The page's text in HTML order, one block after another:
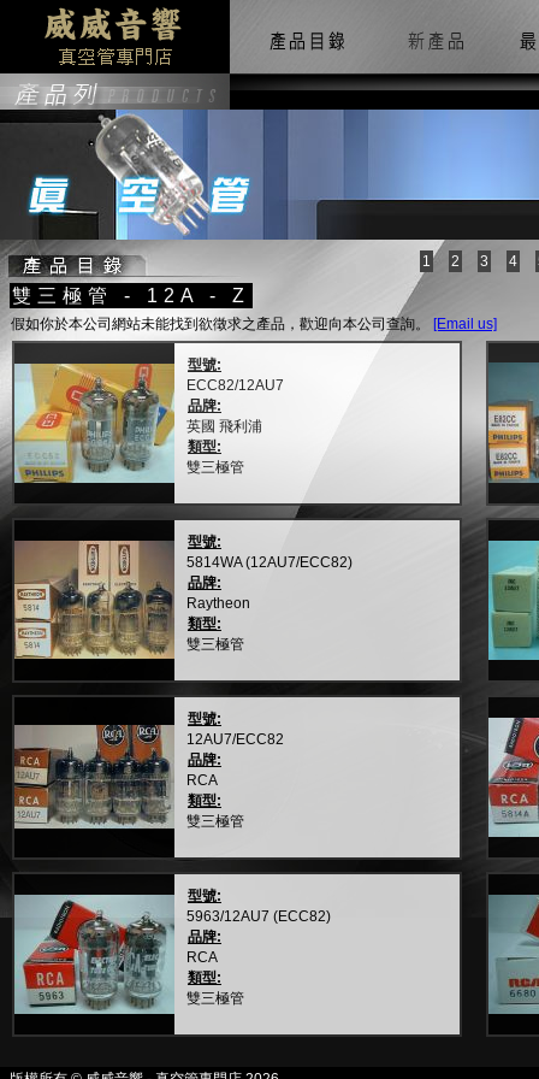
1 2 3 4
雙三極管 - 12A - Z
假如你於本公司網站未能找到欲徵求之產品，歡迎向本公司查詢。 [Email us]
型號:
ECC82/12AU7
品牌:
英國 飛利浦
類型:
雙三極管
型號:
5814WA (12AU7/ECC82)
品牌:
Raytheon
類型:
雙三極管
型號:
12AU7/ECC82
品牌:
RCA
類型:
雙三極管
型號:
5963/12AU7 (ECC82)
品牌:
RCA
類型:
雙三極管